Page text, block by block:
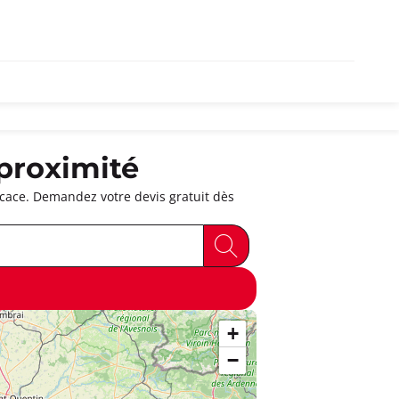
Demandez votre devis gratuit dès
+
−